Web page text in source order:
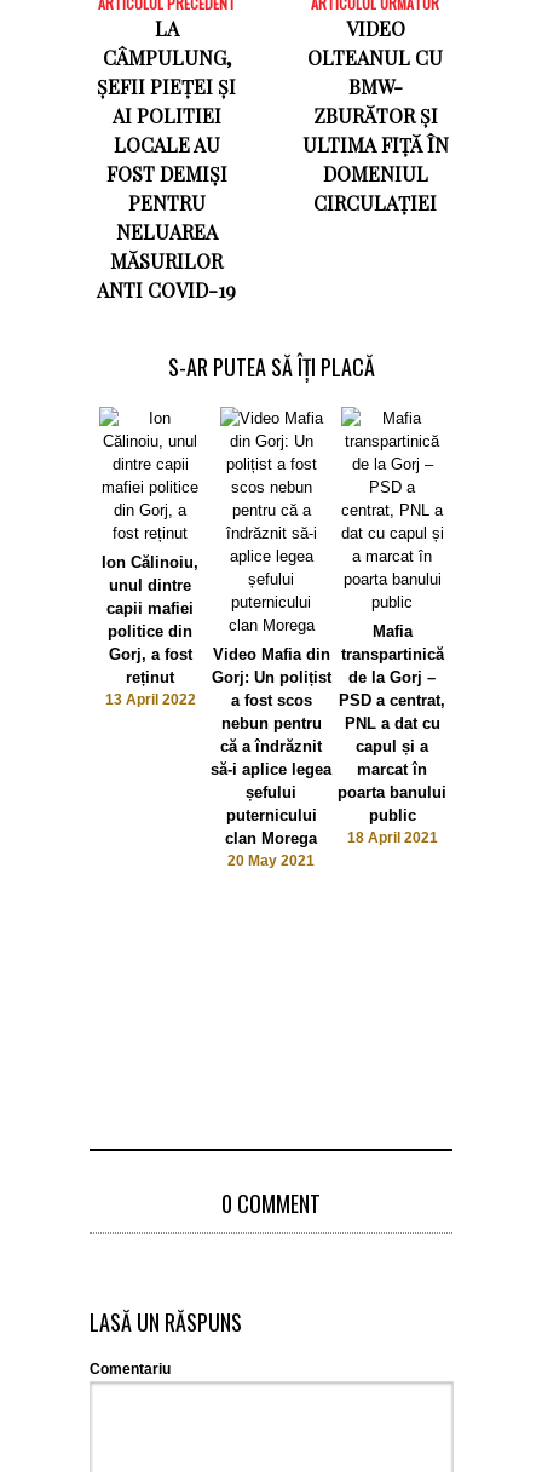
LA
CÂMPULUNG,
ȘEFII PIEȚEI ȘI
AI POLITIEI
LOCALE AU
FOST DEMIȘI
PENTRU
NELUAREA
MĂSURILOR
ANTI COVID-19
VIDEO
OLTEANUL CU
BMW-
ZBURĂTOR ȘI
ULTIMA FIȚĂ ÎN
DOMENIUL
CIRCULAȚIEI
S-AR PUTEA SĂ ÎȚI PLACĂ
Ion Călinoiu,
unul dintre
capii mafiei
politice din
Gorj, a fost
reținut
13 April 2022
Video Mafia din
Gorj: Un polițist
a fost scos
nebun pentru
că a îndrăznit
să-i aplice legea
șefului
puternicului
clan Morega
20 May 2021
Mafia
transpartinică
de la Gorj –
PSD a centrat,
PNL a dat cu
capul și a
marcat în
poarta banului
public
18 April 2021
0 COMMENT
LASĂ UN RĂSPUNS
Comentariu